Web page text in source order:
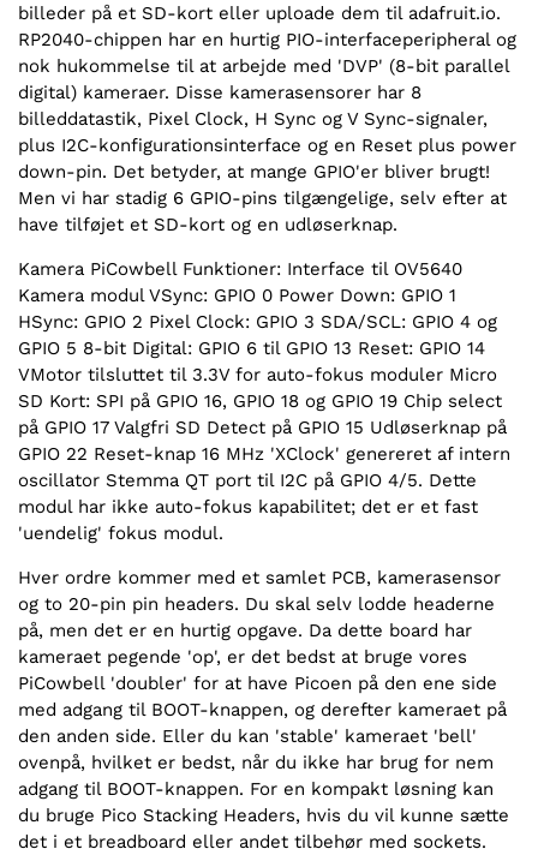
billeder på et SD-kort eller uploade dem til adafruit.io.
RP2040-chippen har en hurtig PIO-interfaceperipheral og
nok hukommelse til at arbejde med 'DVP' (8-bit parallel
digital) kameraer. Disse kamerasensorer har 8
billeddatastik, Pixel Clock, H Sync og V Sync-signaler,
plus I2C-konfigurationsinterface og en Reset plus power
down-pin. Det betyder, at mange GPIO'er bliver brugt!
Men vi har stadig 6 GPIO-pins tilgængelige, selv efter at
have tilføjet et SD-kort og en udløserknap.
Kamera PiCowbell Funktioner: Interface til OV5640
Kamera modul VSync: GPIO 0 Power Down: GPIO 1
HSync: GPIO 2 Pixel Clock: GPIO 3 SDA/SCL: GPIO 4 og
GPIO 5 8-bit Digital: GPIO 6 til GPIO 13 Reset: GPIO 14
VMotor tilsluttet til 3.3V for auto-fokus moduler Micro
SD Kort: SPI på GPIO 16, GPIO 18 og GPIO 19 Chip select
på GPIO 17 Valgfri SD Detect på GPIO 15 Udløserknap på
GPIO 22 Reset-knap 16 MHz 'XClock' genereret af intern
oscillator Stemma QT port til I2C på GPIO 4/5. Dette
modul har ikke auto-fokus kapabilitet; det er et fast
'uendelig' fokus modul.
Hver ordre kommer med et samlet PCB, kamerasensor
og to 20-pin pin headers. Du skal selv lodde headerne
på, men det er en hurtig opgave. Da dette board har
kameraet pegende 'op', er det bedst at bruge vores
PiCowbell 'doubler' for at have Picoen på den ene side
med adgang til BOOT-knappen, og derefter kameraet på
den anden side. Eller du kan 'stable' kameraet 'bell'
ovenpå, hvilket er bedst, når du ikke har brug for nem
adgang til BOOT-knappen. For en kompakt løsning kan
du bruge Pico Stacking Headers, hvis du vil kunne sætte
det i et breadboard eller andet tilbehør med sockets.